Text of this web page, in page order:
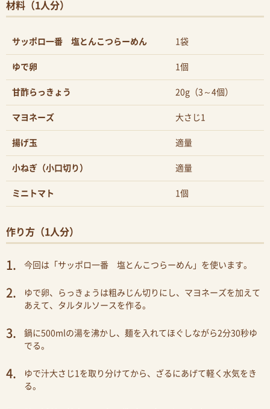
材料（1人分）
サッポロ一番 塩とんこつらーめん 1袋
ゆで卵 1個
甘酢らっきょう 20g（3～4個）
マヨネーズ 大さじ1
揚げ玉 適量
小ねぎ（小口切り） 適量
ミニトマト 1個
作り方（1人分）
今回は「サッポロ一番 塩とんこつらーめん」を使います。
ゆで卵、らっきょうは粗みじん切りにし、マヨネーズを加えて
あえて、タルタルソースを作る。
鍋に500mlの湯を沸かし、麺を入れてほぐしながら2分30秒ゆ
でる。
ゆで汁大さじ1を取り分けてから、ざるにあげて軽く水気をき
る。